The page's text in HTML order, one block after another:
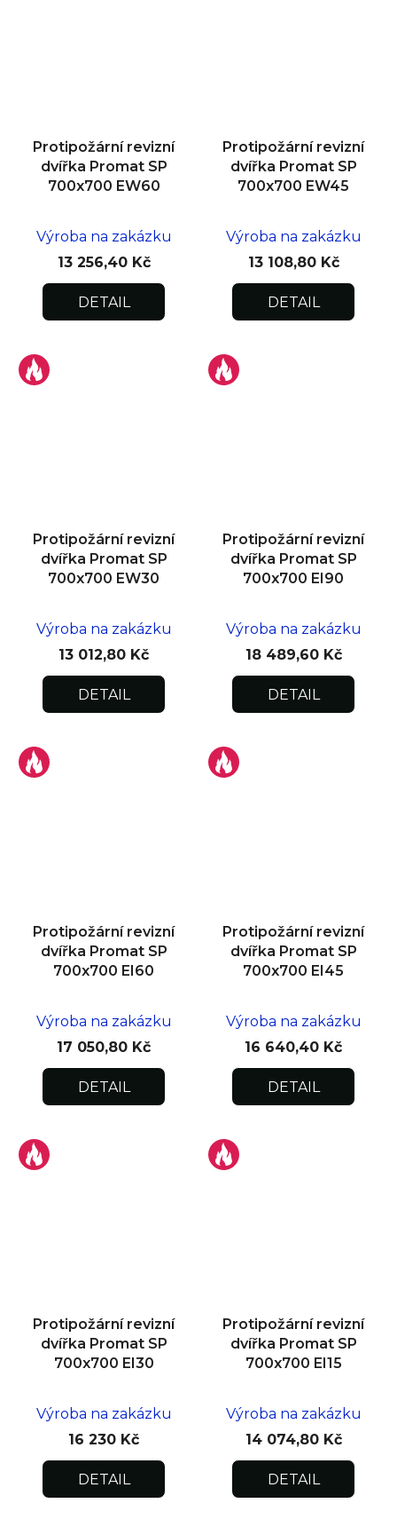
Protipožární revizní
dvířka Promat SP
700x700 EW60
Výroba na zakázku
13 256,40 Kč
DETAIL
Protipožární revizní
dvířka Promat SP
700x700 EW45
Výroba na zakázku
13 108,80 Kč
DETAIL
Protipožární revizní
dvířka Promat SP
700x700 EW30
Výroba na zakázku
13 012,80 Kč
DETAIL
Protipožární revizní
dvířka Promat SP
700x700 EI90
Výroba na zakázku
18 489,60 Kč
DETAIL
Protipožární revizní
dvířka Promat SP
700x700 EI60
Výroba na zakázku
17 050,80 Kč
DETAIL
Protipožární revizní
dvířka Promat SP
700x700 EI45
Výroba na zakázku
16 640,40 Kč
DETAIL
Protipožární revizní
dvířka Promat SP
700x700 EI30
Výroba na zakázku
16 230 Kč
DETAIL
Protipožární revizní
dvířka Promat SP
700x700 EI15
Výroba na zakázku
14 074,80 Kč
DETAIL